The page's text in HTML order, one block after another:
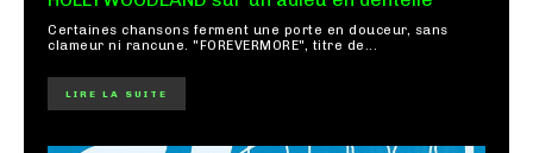
Certaines chansons ferment une porte en douceur, sans
clameur ni rancune. "FOREVERMORE", titre de...
LIRE LA SUITE